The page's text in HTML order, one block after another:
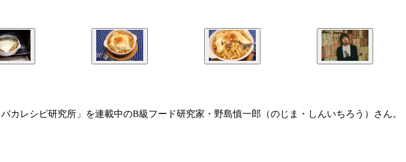
レシピ研究所」を連載中のB級フード研究家・野島慎一郎（のじま・しんいちろう）さん。